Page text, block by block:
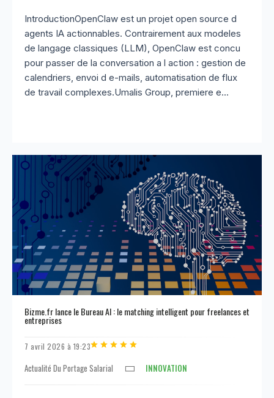
IntroductionOpenClaw est un projet open source d
agents IA actionnables. Contrairement aux modeles
de langage classiques (LLM), OpenClaw est concu
pour passer de la conversation a l action : gestion de
calendriers, envoi d e-mails, automatisation de flux
de travail complexes.Umalis Group, premiere e...
Bizme.fr lance le Bureau AI : le matching intelligent pour freelances et
entreprises
7 avril 2026 à 19:23
Actualité Du Portage Salarial INNOVATION